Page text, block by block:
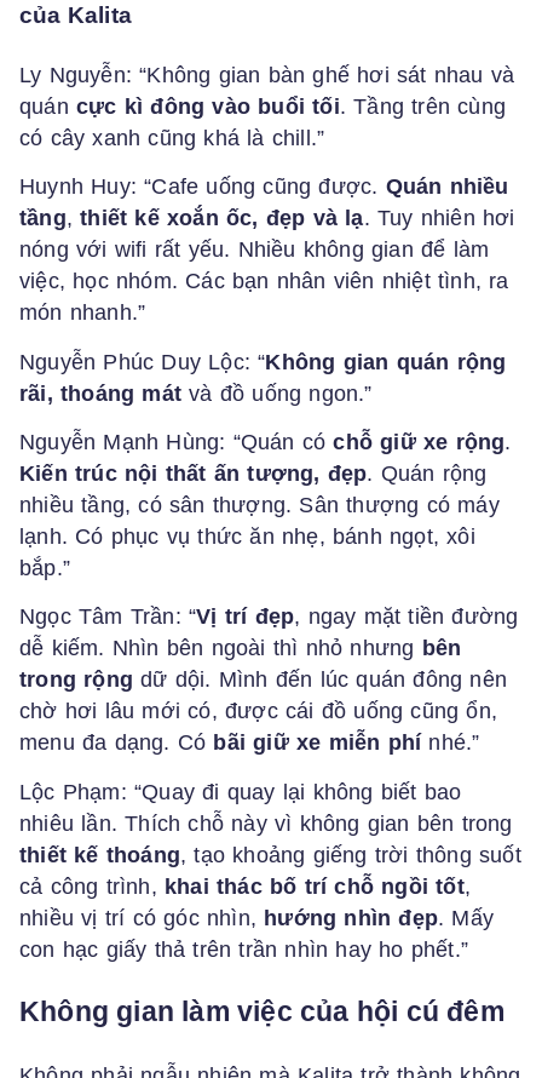
của Kalita
Ly Nguyễn: “Không gian bàn ghế hơi sát nhau và
quán cực kì đông vào buổi tối. Tầng trên cùng
có cây xanh cũng khá là chill.”
Huynh Huy: “Cafe uống cũng được. Quán nhiều
tầng, thiết kế xoắn ốc, đẹp và lạ. Tuy nhiên hơi
nóng với wifi rất yếu. Nhiều không gian để làm
việc, học nhóm. Các bạn nhân viên nhiệt tình, ra
món nhanh.”
Nguyễn Phúc Duy Lộc: “Không gian quán rộng
rãi, thoáng mát và đồ uống ngon.”
Nguyễn Mạnh Hùng: “Quán cóchỗ giữ xe rộng.
Kiến trúc nội thất ấn tượng, đẹp. Quán rộng
nhiều tầng, có sân thượng. Sân thượng có máy
lạnh. Có phục vụ thức ăn nhẹ, bánh ngọt, xôi
bắp.”
Ngọc Tâm Trần: “Vị trí đẹp, ngay mặt tiền đường
dễ kiếm. Nhìn bên ngoài thì nhỏ nhưng bên
trong rộng dữ dội. Mình đến lúc quán đông nên
chờ hơi lâu mới có, được cái đồ uống cũng ổn,
menu đa dạng. Có bãi giữ xe miễn phí nhé.”
Lộc Phạm: “Quay đi quay lại không biết bao
nhiêu lần. Thích chỗ này vì không gian bên trong
thiết kế thoáng, tạo khoảng giếng trời thông suốt
cả công trình, khai thác bố trí chỗ ngồi tốt,
nhiều vị trí có góc nhìn, hướng nhìn đẹp. Mấy
con hạc giấy thả trên trần nhìn hay ho phết.”
Không gian làm việc của hội cú đêm